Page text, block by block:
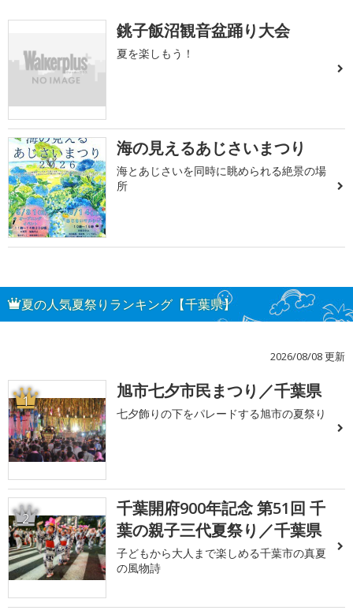
銚子飯沼観音盆踊り大会
夏を楽しもう！
海の見えるあじさいまつり
海とあじさいを同時に眺められる絶景の場
所
夏の人気夏祭りランキング【千葉県】
2026/08/08 更新
1 旭市七夕市民まつり／千葉県
七夕飾りの下をパレードする旭市の夏祭り
2
千葉開府900年記念 第51回 千
葉の親子三代夏祭り／千葉県
子どもから大人まで楽しめる千葉市の真夏
の風物詩